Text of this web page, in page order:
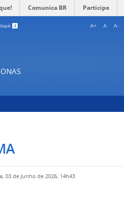
Comunica BR Participe
4 A+ A A-
03 de Junho de 2026, 14h43